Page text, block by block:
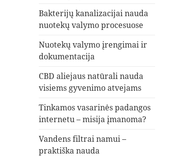
Bakterijų kanalizacijai nauda
nuotekų valymo procesuose
Nuotekų valymo įrengimai ir
dokumentacija
CBD aliejaus natūrali nauda
visiems gyvenimo atvejams
Tinkamos vasarinės padangos
internetu – misija įmanoma?
Vandens filtrai namui –
praktiška nauda